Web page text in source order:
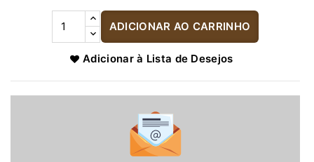
ADICIONAR AO CARRINHO
Adicionar à Lista de Desejos